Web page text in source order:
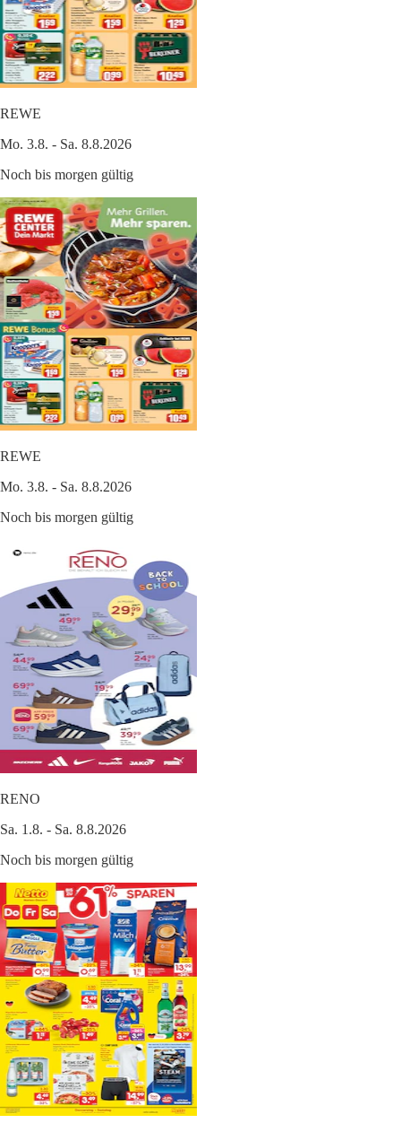
REWE
Mo. 3.8. - Sa. 8.8.2026
Noch bis morgen gültig
REWE
Mo. 3.8. - Sa. 8.8.2026
Noch bis morgen gültig
RENO
Sa. 1.8. - Sa. 8.8.2026
Noch bis morgen gültig